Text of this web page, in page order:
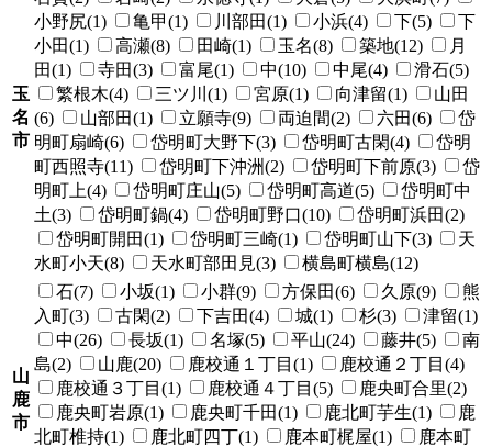
玉
名
市
小野尻(1)
亀甲(1) 川部田(1) 小浜(4) 下(5)
下
小田(1)
高瀬(8) 田崎(1) 玉名(8) 築地(12)
月
田(1)
寺田(3) 富尾(1) 中(10) 中尾(4)
滑石(5)
繁根木(4)
三ツ川(1) 宮原(1) 向津留(1)
山田
(6)
山部田(1) 立願寺(9) 両迫間(2) 六田(6)
岱
明町扇崎(6)
岱明町大野下(3) 岱明町古閑(4)
岱明
町西照寺(11)
岱明町下沖洲(2) 岱明町下前原(3)
岱
明町上(4)
岱明町庄山(5) 岱明町高道(5)
岱明町中
土(3)
岱明町鍋(4) 岱明町野口(10)
岱明町浜田(2)
岱明町開田(1)
岱明町三崎(1) 岱明町山下(3)
天
水町小天(8)
天水町部田見(3) 横島町横島(12)
山
鹿
市
石(7) 小坂(1) 小群(9) 方保田(6) 久原(9)
熊
入町(3)
古閑(2) 下吉田(4) 城(1) 杉(3)
津留(1)
中(26)
長坂(1) 名塚(5) 平山(24) 藤井(5)
南
島(2)
山鹿(20) 鹿校通１丁目(1)
鹿校通２丁目(4)
鹿校通３丁目(1)
鹿校通４丁目(5)
鹿央町合里(2)
鹿央町岩原(1)
鹿央町千田(1) 鹿北町芋生(1)
鹿
北町椎持(1)
鹿北町四丁(1) 鹿本町梶屋(1)
鹿本町